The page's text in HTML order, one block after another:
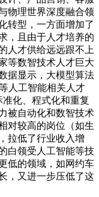
物理世界深度融合领
转型，一方面增加了
，且由于人才培养的
人才供给远远跟不上
等数智技术人才巨大
据显示，大模型算法
人工智能相关人才
化、程式化和重复
被自动化和数智技术
对较高的岗位（如生
拉低了行业收入增
白领受人工智能等技
低的领域，如网约车
，又进一步压低了这